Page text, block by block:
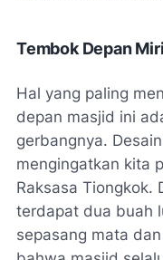
Tembok Depan
Hal yang paling
depan masjid ini
gerbangnya.
mengingatkan kita
Raksasa Tiongkok.
terdapat dua buah
sepasang mata